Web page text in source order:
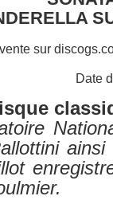
sur
Date
ainsi